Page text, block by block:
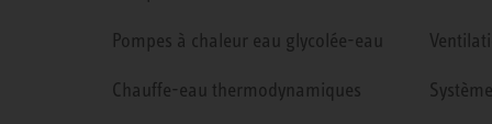
Pompes à chaleur eau glycolée-eau
Chauffe-eau thermodynamiques